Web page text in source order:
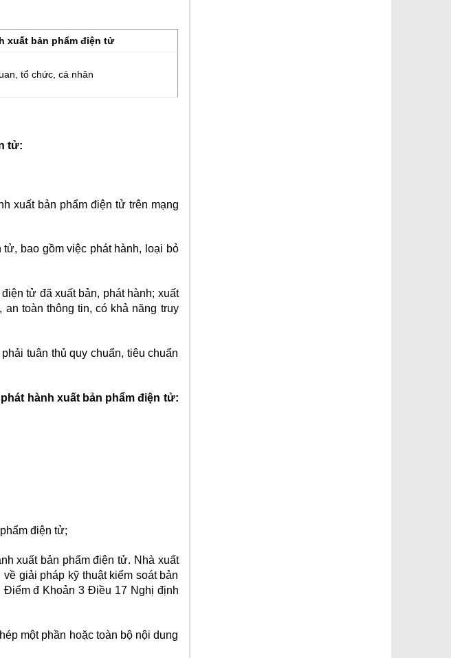
xuất bản phẩm điện tử
tổ chức, cá nhân
tử:
xuất bản phẩm điện tử trên mạng
bao gồm việc phát hành, loại bỏ
tử đã xuất bản, phát hành; xuất
toàn thông tin, có khả năng truy
tuân thủ quy chuẩn, tiêu chuẩn
hành xuất bản phẩm điện tử:
điện tử;
xuất bản phẩm điện tử. Nhà xuất
giải pháp kỹ thuật kiểm soát bản
Điểm đ Khoản 3 Điều 17 Nghị định
một phần hoặc toàn bộ nội dung